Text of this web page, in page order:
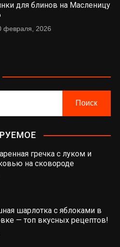
для блинов на Масленицу
февраля, 2026
гречка с луком и
на сковороде
шарлотка с яблоками в
— топ вкусных рецептов!